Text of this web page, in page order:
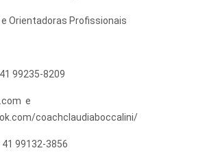
Orientadoras Profissionais
99235-8209
e
coachclaudiaboccalini/
99132-3856